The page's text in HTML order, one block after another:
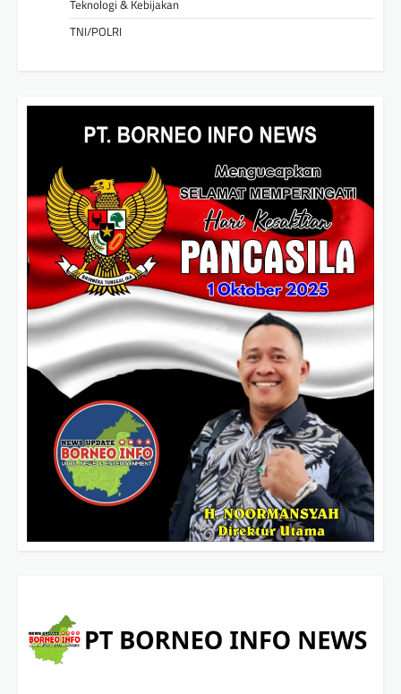
Teknologi & Kebijakan
TNI/POLRI